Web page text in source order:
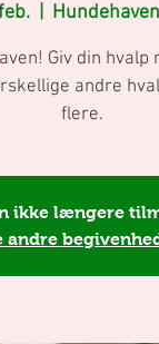
Giv din hvalp
andre
flere.
ikke længere
andre